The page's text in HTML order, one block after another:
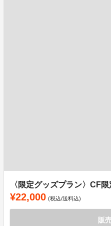
〈限定グッズプラン〉CF
¥22,000 (税込/送料込)
販